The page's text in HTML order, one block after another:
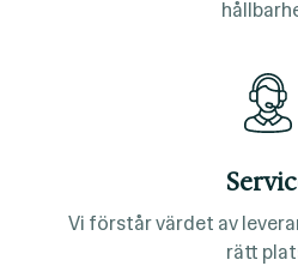
Vi förstår värdet av
rätt